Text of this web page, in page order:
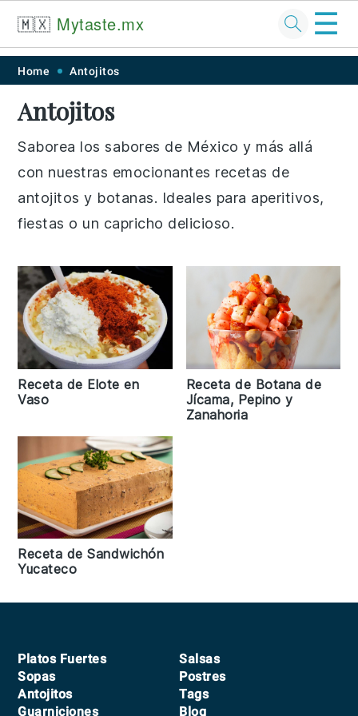
Skip
primary
navigation
Skip
main
content
Skip
primary
sidebar
Skip
footer
🇲🇽 Mytaste.mx ☰
Home Antojitos
Antojitos
Saborea los sabores de México y más allá
con nuestras emocionantes recetas de
antojitos y botanas. Ideales para aperitivos,
fiestas o un capricho delicioso.
Receta de Elote en
Vaso
Receta de Botana de
Jícama, Pepino y
Zanahoria
Receta de Sandwichón
Yucateco
Footer
Platos Fuertes
Sopas
Antojitos
Guarniciones
Salsas
Postres
Tags
Blog